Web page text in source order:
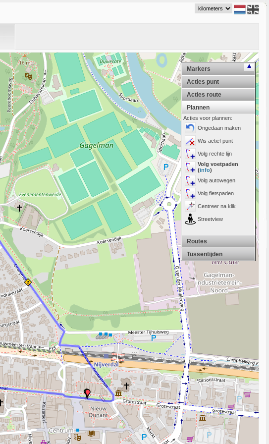
Markers
Acties punt
Acties route
Plannen
Acties voor plannen:
Ongedaan maken
Wis actief punt
Volg rechte lijn
Volg voetpaden
(info)
Volg autowegen
Volg fietspaden
Centreer na klik
Streetview
Routes
Tussentijden